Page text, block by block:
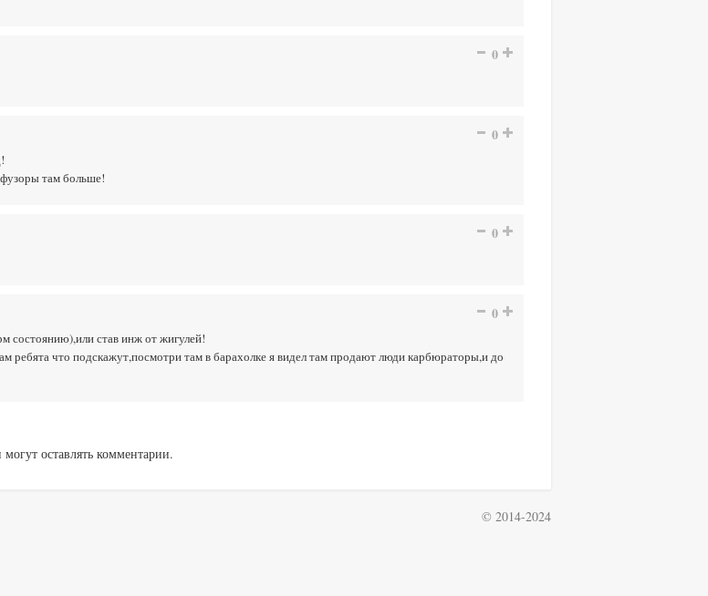
0
0
там больше!
0
0
состоянию),или став инж от жигулей!
ребята что подскажут,посмотри там в барахолке я видел там продают люди карбюраторы,и до
оставлять комментарии.
© 2014-2024